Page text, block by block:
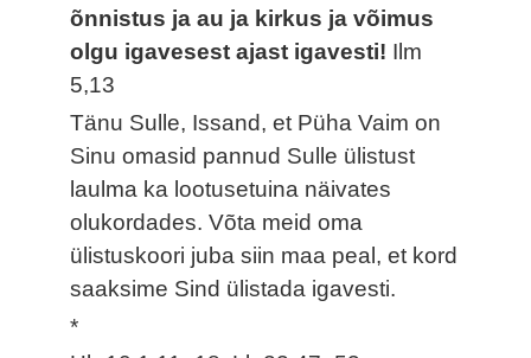
õnnistus ja au ja kirkus ja võimus
olgu igavesest ajast igavesti! Ilm
5,13
Tänu Sulle, Issand, et Püha Vaim on
Sinu omasid pannud Sulle ülistust
laulma ka lootusetuina näivates
olukordades. Võta meid oma
ülistuskoori juba siin maa peal, et kord
saaksime Sind ülistada igavesti.
*